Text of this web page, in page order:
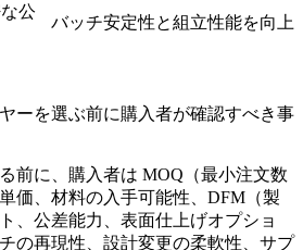
公
バッチ安定性と組立性能を向上
ーを選ぶ前に購入者が確認すべき事
前に、購入者は MOQ（最小注文数
価、材料の入手可能性、DFM（製
、公差能力、表面仕上げオプショ
の再現性、設計変更の柔軟性、サプ